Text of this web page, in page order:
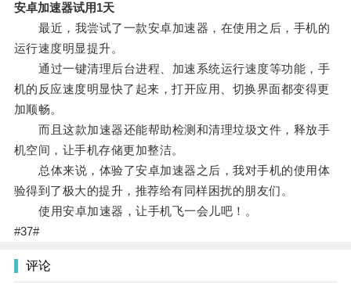
安卓加速器试用1天
最近，我尝试了一款安卓加速器，在使用之后，手机的
运行速度明显提升。
通过一键清理后台进程、加速系统运行速度等功能，手
机的反应速度明显快了起来，打开应用、切换界面都变得更
加顺畅。
而且这款加速器还能帮助检测和清理垃圾文件，释放手
机空间，让手机存储更加整洁。
总体来说，体验了安卓加速器之后，我对手机的使用体
验得到了极大的提升，推荐给有同样困扰的朋友们。
使用安卓加速器，让手机飞一会儿吧！。
#37#
评论